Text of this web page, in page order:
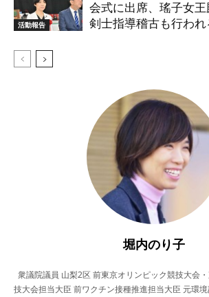
活動報告
会式に出席、瑤子女
剣士指導稽古も行われ
堀内のり子
衆議院議員 山梨2区 前東京オリンピック競技大会
技大会担当大臣 前ワクチン接種推進担当大臣 元環